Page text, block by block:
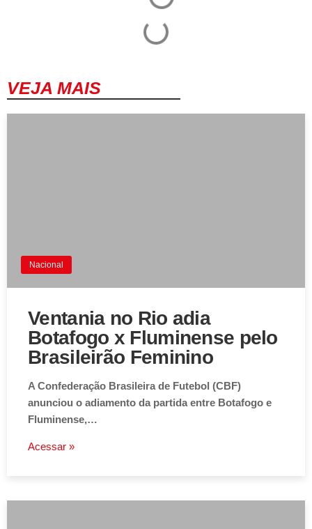
VEJA MAIS
Nacional
Ventania no Rio adia
Botafogo x Fluminense pelo
Brasileirão Feminino
A Confederação Brasileira de Futebol (CBF)
anunciou o adiamento da partida entre Botafogo e
Fluminense,…
Acessar »